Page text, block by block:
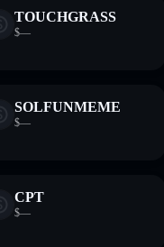
TOUCHGRASS
$—
SOLFUNMEME
$—
CPT
$—